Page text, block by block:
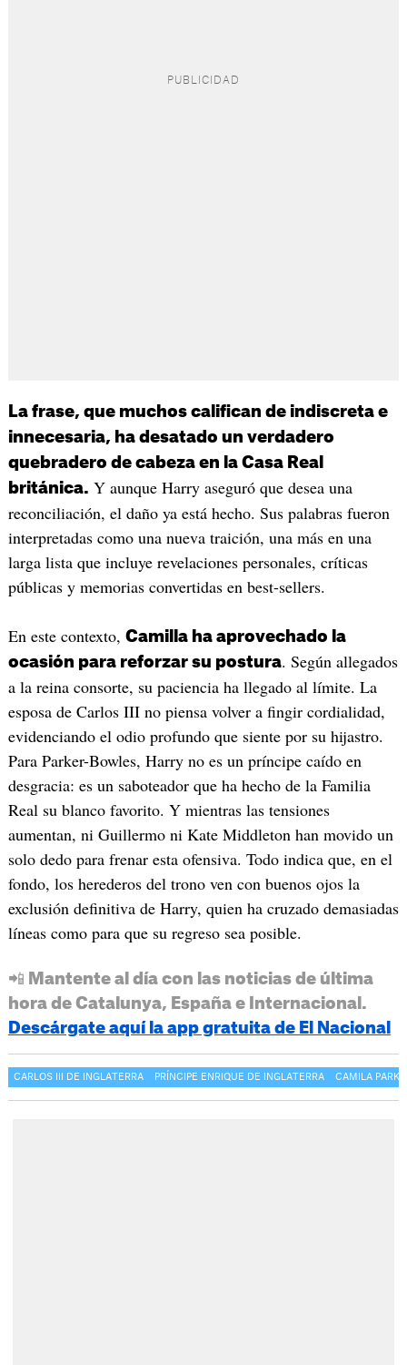
La frase, que muchos califican de indiscreta e
innecesaria, ha desatado un verdadero
quebradero de cabeza en la Casa Real
británica. Y aunque Harry aseguró que desea una
reconciliación, el daño ya está hecho. Sus palabras fueron
interpretadas como una nueva traición, una más en una
larga lista que incluye revelaciones personales, críticas
públicas y memorias convertidas en best-sellers.
En este contexto, Camilla ha aprovechado la
ocasión para reforzar su postura. Según allegados
a la reina consorte, su paciencia ha llegado al límite. La
esposa de Carlos III no piensa volver a fingir cordialidad,
evidenciando el odio profundo que siente por su hijastro.
Para Parker-Bowles, Harry no es un príncipe caído en
desgracia: es un saboteador que ha hecho de la Familia
Real su blanco favorito. Y mientras las tensiones
aumentan, ni Guillermo ni Kate Middleton han movido un
solo dedo para frenar esta ofensiva. Todo indica que, en el
fondo, los herederos del trono ven con buenos ojos la
exclusión definitiva de Harry, quien ha cruzado demasiadas
líneas como para que su regreso sea posible.
📲 Mantente al día con las noticias de última
hora de Catalunya, España e Internacional.
Descárgate aquí la app gratuita de El Nacional
CARLOS III DE INGLATERRA PRÍNCIPE ENRIQUE DE INGLATERRA CAMILA